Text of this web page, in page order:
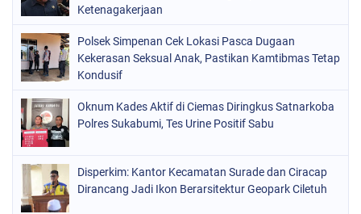
Ketenagakerjaan
Polsek Simpenan Cek Lokasi Pasca Dugaan
Kekerasan Seksual Anak, Pastikan Kamtibmas Tetap
Kondusif
Oknum Kades Aktif di Ciemas Diringkus Satnarkoba
Polres Sukabumi, Tes Urine Positif Sabu
Disperkim: Kantor Kecamatan Surade dan Ciracap
Dirancang Jadi Ikon Berarsitektur Geopark Ciletuh